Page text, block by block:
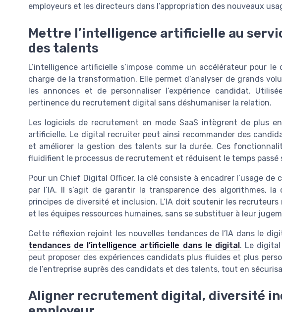
employeurs et les directeurs dans l’appropriation des nouveaux
Mettre l’intelligence artificielle au
des talents
L’intelligence artificielle s’impose comme un accélérateur pour
charge de la transformation. Elle permet d’analyser de grands
les annonces et de personnaliser l’expérience candidat.
pertinence du recrutement digital sans déshumaniser la relation.
Les logiciels de recrutement en mode SaaS intègrent de plus
artificielle. Le digital recruiter peut ainsi recommander des
et améliorer la gestion des talents sur la durée. Ces
fluidifient le processus de recrutement et réduisent le temps passé
Pour un Chief Digital Officer, la clé consiste à encadrer l’usage
par l’IA. Il s’agit de garantir la transparence des algorithmes,
principes de diversité et inclusion. L’IA doit soutenir les recruteurs
et les équipes ressources humaines, sans se substituer à leur
Cette réflexion rejoint les nouvelles tendances de l’IA dans le
tendances de l’intelligence artificielle dans le digital. Le digital
peut proposer des expériences candidats plus fluides et plus
de l’entreprise auprès des candidats et des talents, tout en
Aligner recrutement digital, diversité